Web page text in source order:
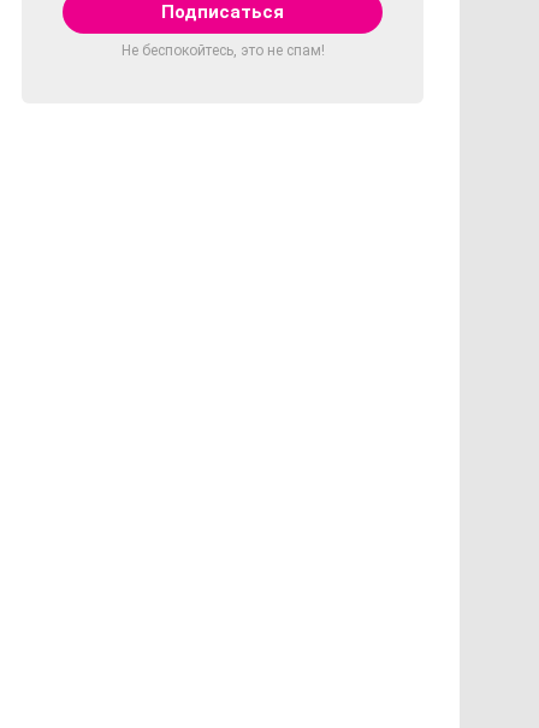
Не беспокойтесь, это не спам!